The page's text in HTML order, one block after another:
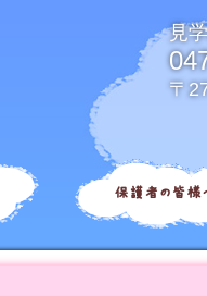
見
〒
保護者の皆様